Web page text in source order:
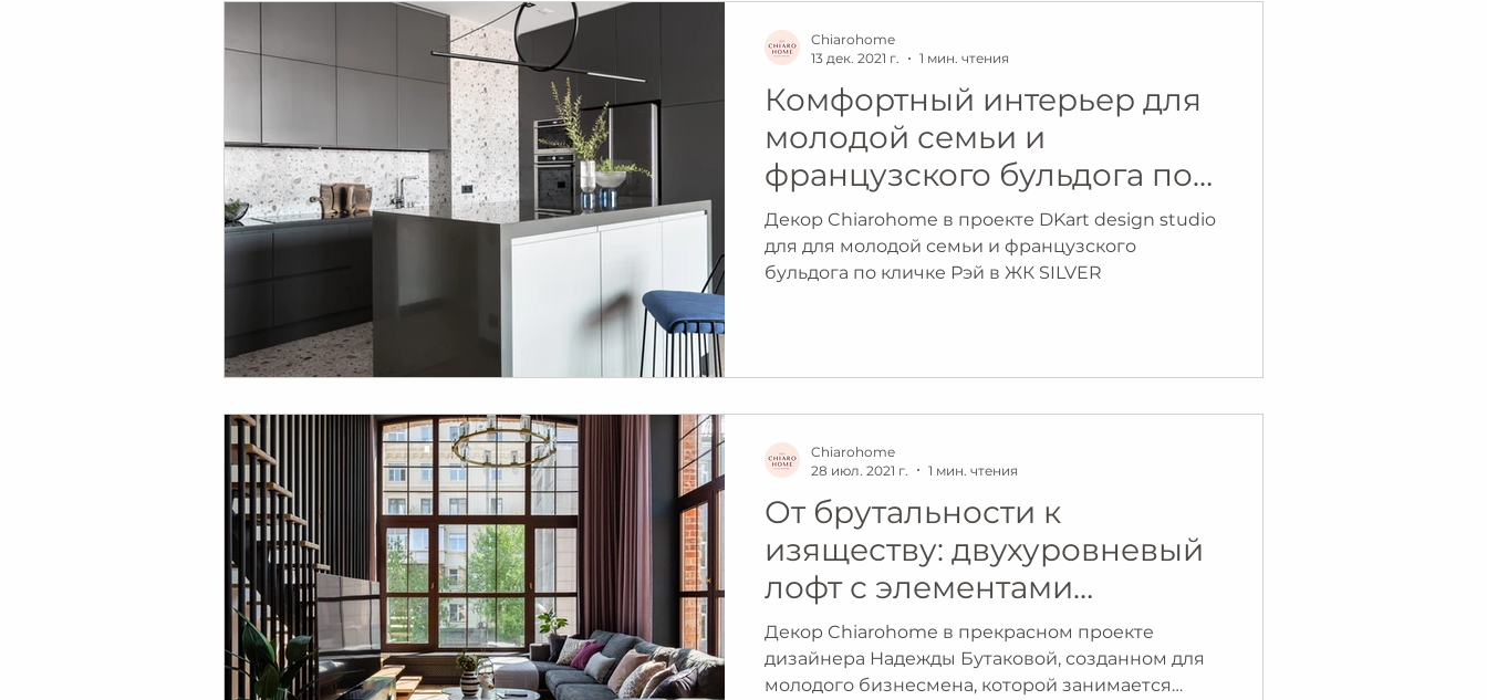
Комфортный интерьер для
молодой семьи и
французского бульдога по
кличке Рэй
Декор Chiarohome в проекте DKart design studio
для для молодой семьи и французского
бульдога по кличке Рэй в ЖК SILVER
Chiarohome
13 дек. 2021 г.
1 мин. чтения
От брутальности к
изяществу: двухуровневый
лофт с элементами
классики
Декор Chiarohome в прекрасном проекте
дизайнера Надежды Бутаковой, созданном для
молодого бизнесмена, которой занимается
Chiarohome
28 июл. 2021 г.
1 мин. чтения